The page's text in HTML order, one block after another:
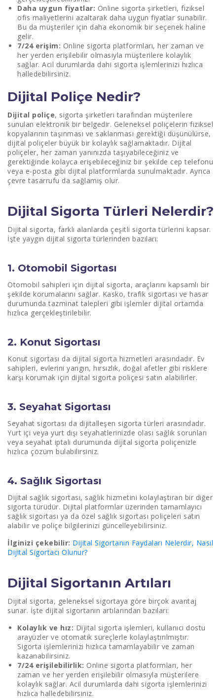
Daha uygun fiyatlar: Online sigorta şirketleri, fiziksel
ofis maliyetlerini azaltarak daha uygun fiyatlar sunabilir.
Bu da müşteriler için daha ekonomik bir seçenek haline
gelir.
7/24 erişim: Online sigorta platformları, her zaman ve
her yerden erişilebilir olmasıyla müşterilere kolaylık
sağlar. Acil durumlarda dahi sigorta işlemlerinizi hızlıca
halledebilirsiniz.
Dijital Poliçe Nedir?
Dijital poliçe, sigorta şirketleri tarafından müşterilere
sunulan elektronik bir belgedir. Geleneksel poliçelerin fiziksel
kopyalarının taşınması ve saklanması gerektiği düşünülürse,
dijital poliçeler büyük bir kolaylık sağlamaktadır. Dijital
poliçeler, her zaman yanınızda taşıyabileceğiniz ve
gerektiğinde kolayca erişebileceğiniz bir şekilde cep telefonu
veya e-posta gibi dijital platformlarda sunulmaktadır. Ayrıca
çevre tasarrufu da sağlamış olur.
Dijital Sigorta Türleri Nelerdir?
Dijital sigorta, farklı alanlarda çeşitli sigorta türlerini kapsar.
İşte yaygın dijital sigorta türlerinden bazıları:
1. Otomobil Sigortası
Otomobil sahipleri için dijital sigorta, araçlarını kapsamlı bir
şekilde korumalarını sağlar. Kasko, trafik sigortası ve hasar
durumunda tazminat talepleri gibi işlemler dijital ortamda
hızlıca gerçekleştirilebilir.
2. Konut Sigortası
Konut sigortası da dijital sigorta hizmetleri arasındadır. Ev
sahipleri, evlerini yangın, hırsızlık, doğal afetler gibi risklere
karşı korumak için dijital sigorta poliçesi satın alabilirler.
3. Seyahat Sigortası
Seyahat sigortası da dijitalleşen sigorta türleri arasındadır.
Yurt içi veya yurt dışı seyahatlerinizde olası sağlık sorunları
veya seyahat iptali durumunda dijital sigorta poliçenizle
hızlıca çözüm bulabilirsiniz.
4. Sağlık Sigortası
Dijital sağlık sigortası, sağlık hizmetini kolaylaştıran bir diğer
sigorta türüdür. Dijital platformlar üzerinden tamamlayıcı
sağlık sigortası ya da özel sağlık sigortası poliçeleri satın
alabilir ve poliçe bilgilerinizi güncelleyebilirsiniz.
İlginizi çekebilir: Dijital Sigortanın Faydaları Nelerdir, Nasıl
Dijital Sigortacı Olunur?
Dijital Sigortanın Artıları
Dijital sigorta, geleneksel sigortaya göre birçok avantaj
sunar. İşte dijital sigortanın artılarından bazıları:
Kolaylık ve hız: Dijital sigorta işlemleri, kullanıcı dostu
arayüzler ve otomatik süreçlerle kolaylaştırılmıştır.
Sigorta işlemlerinizi hızlıca tamamlayabilir ve zaman
kazanabilirsiniz.
7/24 erişilebilirlik: Online sigorta platformları, her
zaman ve her yerden erişilebilir olmasıyla müşterilere
kolaylık sağlar. Acil durumlarda dahi sigorta işlemlerinizi
hızlıca halledebilirsiniz.